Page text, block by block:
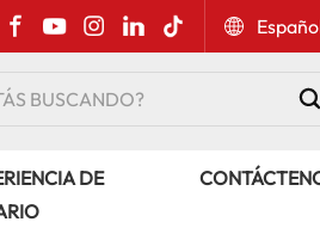
Русский
DE